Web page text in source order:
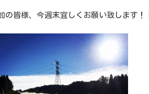
の皆様、今週末宜しくお願い致します！